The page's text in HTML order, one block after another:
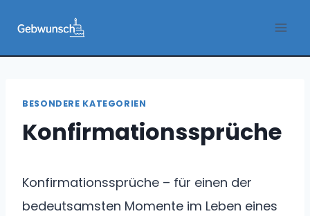
Inhalt
springen
BESONDERE KATEGORIEN
Konfirmationssprüche
Konfirmationssprüche – für einen der
bedeutsamsten Momente im Leben eines